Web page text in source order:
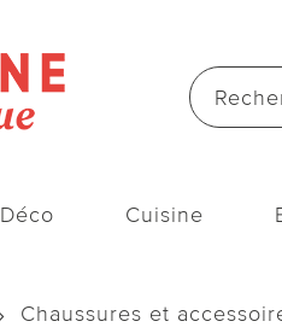
Déco Cuisine
Chaussures et